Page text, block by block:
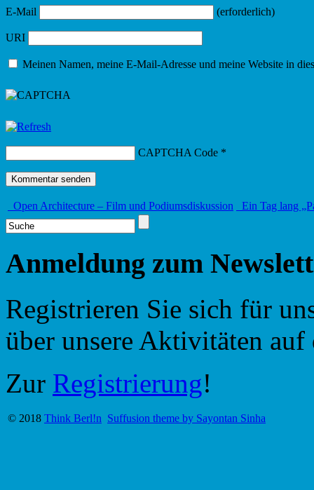
E-Mail (erforderlich)
URI
Meinen Namen, meine E-Mail-Adresse und meine Website in
CAPTCHA Code *
Open Architecture – Film und Podiumsdiskussion Ein Tag lang
Anmeldung zum
Registrieren Sie sich für
über unsere Aktivitäten
Zur Registrierung!
© 2018 Think Berl!n Suffusion theme by Sayontan Sinha